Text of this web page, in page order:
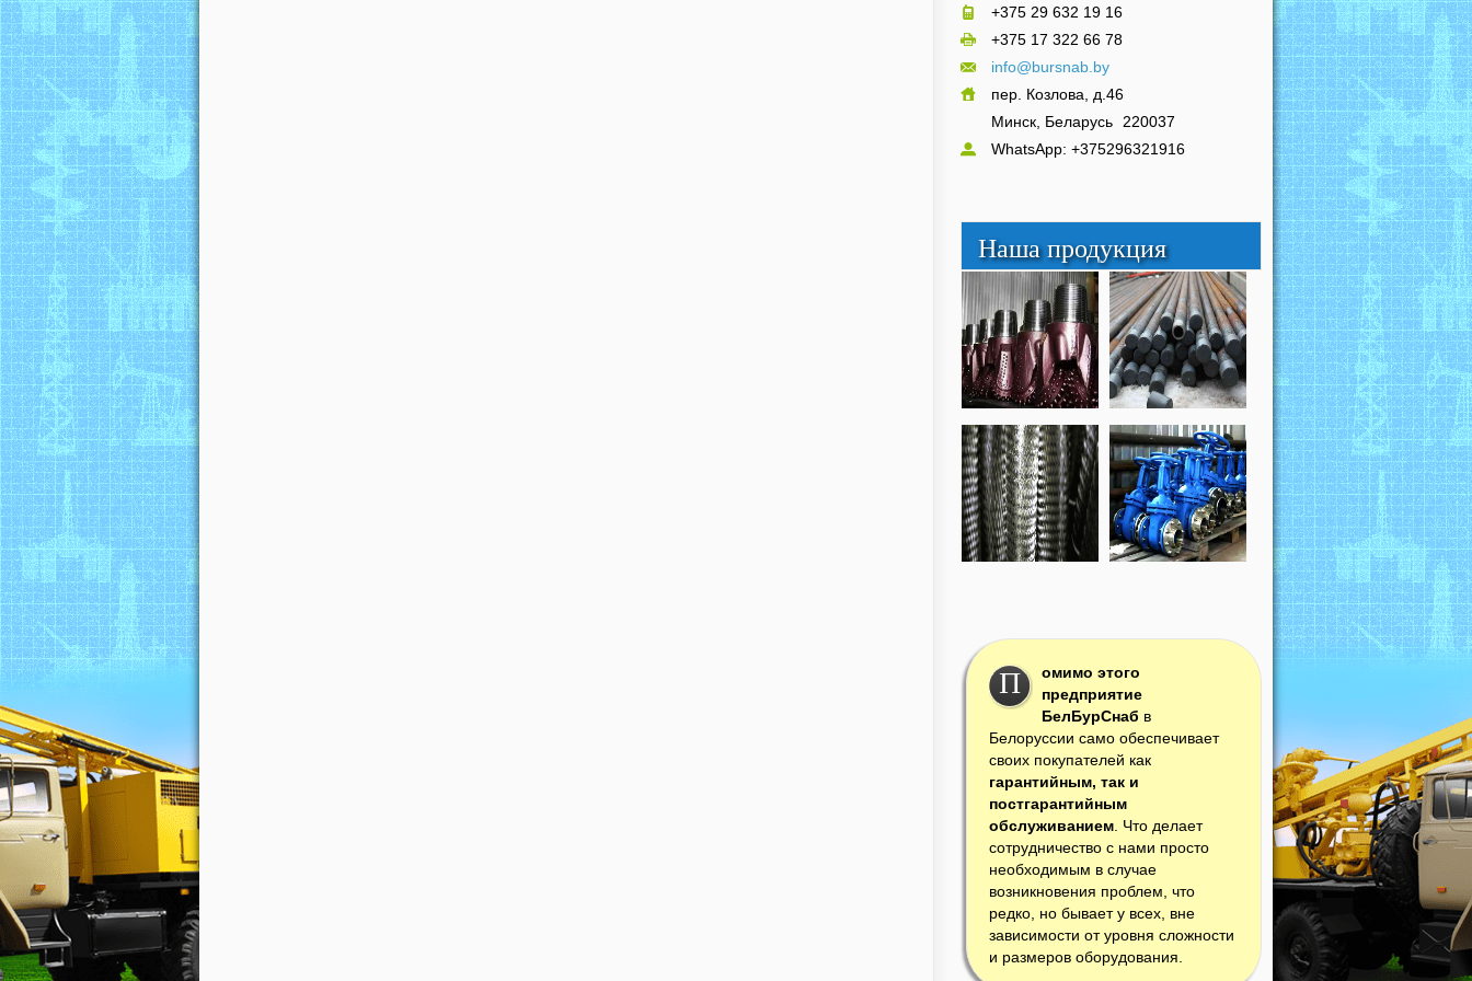
+375 29 632 19 16
+375 17 322 66 78
info@bursnab.by
пер. Козлова, д.46
Минск, Беларусь 220037
WhatsApp: +375296321916
Наша продукция
П
омимо этого
предприятие
БелБурСнаб в
Белоруссии само обеспечивает
своих покупателей как
гарантийным, так и
постгарантийным
обслуживанием. Что делает
сотрудничество с нами просто
необходимым в случае
возникновения проблем, что
редко, но бывает у всех, вне
зависимости от уровня сложности
и размеров оборудования.